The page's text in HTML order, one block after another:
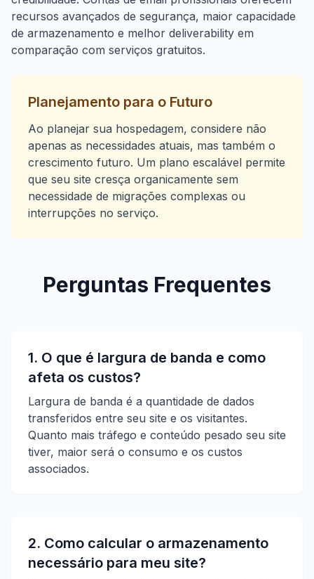
recursos avançados de segurança, maior capacidade
de armazenamento e melhor deliverability em
comparação com serviços gratuitos.
Planejamento para o Futuro
Ao planejar sua hospedagem, considere não
apenas as necessidades atuais, mas também o
crescimento futuro. Um plano escalável permite
que seu site cresça organicamente sem
necessidade de migrações complexas ou
interrupções no serviço.
Perguntas Frequentes
1. O que é largura de banda e como
afeta os custos?
Largura de banda é a quantidade de dados
transferidos entre seu site e os visitantes.
Quanto mais tráfego e conteúdo pesado seu site
tiver, maior será o consumo e os custos
associados.
2. Como calcular o armazenamento
necessário para meu site?